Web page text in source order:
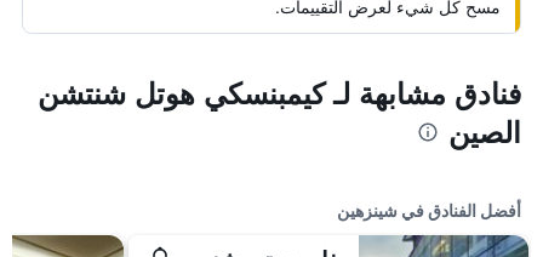
مسح كل شيء لعرض التقييمات.
فنادق مشابهة لـ كيمبنسكي هوتل شنتشن
الصين
أفضل الفنادق في شينزهين